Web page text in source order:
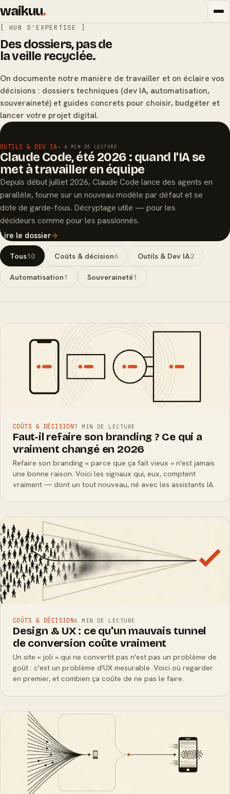
waikuu.
[ HUB D'EXPERTISE ]
Des dossiers, pas de
la veille recyclée.
On documente notre manière de travailler et on éclaire vos
décisions : dossiers techniques (dev IA, automatisation,
souveraineté) et guides concrets pour choisir, budgéter et
lancer votre projet digital.
OUTILS & DEV IA— 6 MIN DE LECTURE
Claude Code, été 2026 : quand l'IA se
met à travailler en équipe
Depuis début juillet 2026, Claude Code lance des agents en
parallèle, tourne sur un nouveau modèle par défaut et se
dote de garde-fous. Décryptage utile — pour les
décideurs comme pour les passionnés.
Lire le dossier→
Tous10 Coûts & décision6 Outils & Dev IA2
Automatisation1 Souveraineté1
COÛTS & DÉCISION7 MIN DE LECTURE
Faut-il refaire son branding ? Ce qui a
vraiment changé en 2026
Refaire son branding « parce que ça fait vieux » n'est jamais
une bonne raison. Voici les signaux qui, eux, comptent
vraiment — dont un tout nouveau, né avec les assistants IA.
COÛTS & DÉCISION6 MIN DE LECTURE
Design & UX : ce qu'un mauvais tunnel
de conversion coûte vraiment
Un site « joli » qui ne convertit pas n'est pas un problème de
goût : c'est un problème d'UX mesurable. Voici où regarder
en premier, et combien ça coûte de ne pas le faire.